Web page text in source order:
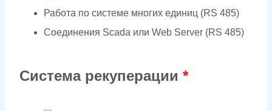
Работа по системе многих единиц (RS 485)
Соединения Scada или Web Server (RS 485)
Система рекуперации *